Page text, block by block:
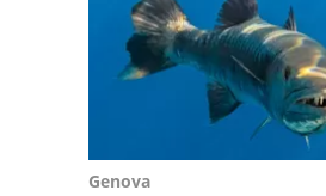
Genova